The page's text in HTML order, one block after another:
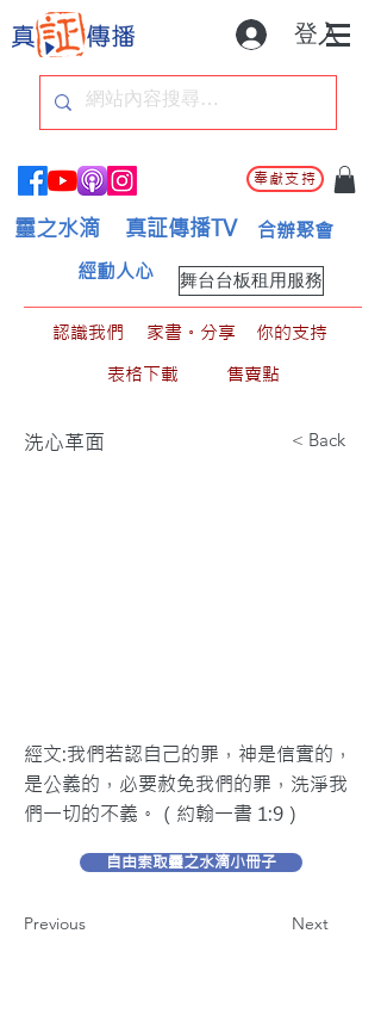
登入
奉獻支持
靈之水滴 真証傳播TV 合辦聚會
舞台台板租用服務
經動人心
認識我們 家書。分享
你的支持
表格下載
售賣點
洗心革面 < Back
經文:我們若認自己的罪，神是信實的，
是公義的，必要赦免我們的罪，洗淨我
們一切的不義。（約翰一書 1:9）
自由索取靈之水滴小冊子
Previous Next